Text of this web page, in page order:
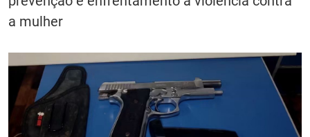
a mulher